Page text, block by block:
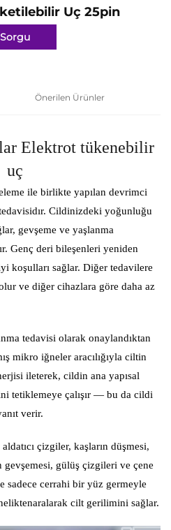
Uç 25pin
Sorgu
Önerilen Ürünler
Elektrot tükenebilir
uç
ile birlikte yapılan devrimci
Cildinizdeki yoğunluğu
gevşeme ve yaşlanma
Genç deri bileşenleri yeniden
koşulları sağlar. Diğer tedavilere
ve diğer cihazlara göre daha az
tedavisi olarak onaylandıktan
mikro iğneler aracılığıyla ciltin
ileterek, cildin ana yapısal
tetiklemeye çalışır — bu da cildi
verir.
çizgiler, kaşların düşmesi,
gevşemesi, gülüş çizgileri ve çene
cerrahi bir yüz germeyle
cilt gerilimini sağlar.